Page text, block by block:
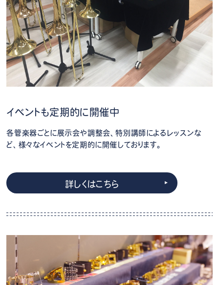
イベントも定期的に開催中
各管楽器ごとに展示会や調整会、特別講師によるレッスンな
ど、様々なイベントを定期的に開催しております。
詳しくはこちら